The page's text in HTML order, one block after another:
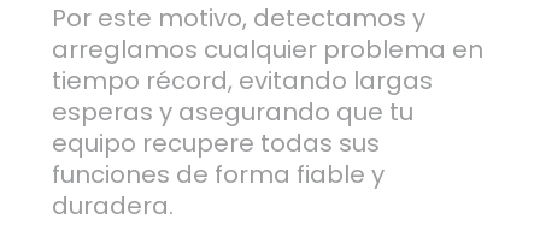
Por este motivo, detectamos y
arreglamos cualquier problema en
tiempo récord, evitando largas
esperas y asegurando que tu
equipo recupere todas sus
funciones de forma fiable y
duradera.